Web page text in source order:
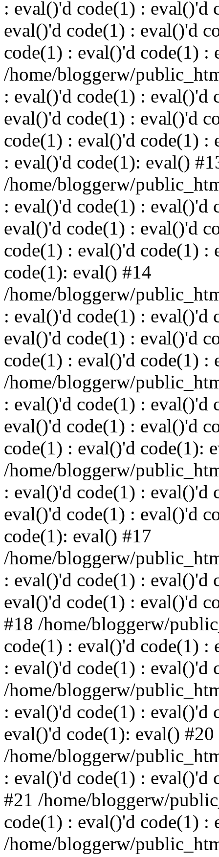
: eval()'d code(1) : eval()'d
eval()'d code(1) : eval()'d
code(1) : eval()'d code(1) :
/home/bloggerw/
: eval()'d code(1) : eval()'d
eval()'d code(1) : eval()'d
code(1) : eval()'d code(1) :
: eval()'d code(1): eval()
/home/bloggerw/
: eval()'d code(1) : eval()'d
eval()'d code(1) : eval()'d
code(1) : eval()'d code(1) :
code(1): eval() #14
/home/bloggerw/
: eval()'d code(1) : eval()'d
eval()'d code(1) : eval()'d
code(1) : eval()'d code(1) :
/home/bloggerw/
: eval()'d code(1) : eval()'d
eval()'d code(1) : eval()'d
code(1) : eval()'d code(1):
/home/bloggerw/
: eval()'d code(1) : eval()'d
eval()'d code(1) : eval()'d
code(1): eval() #17
/home/bloggerw/
: eval()'d code(1) : eval()'d
eval()'d code(1) : eval()'d
#18 /home/bloggerw/
code(1) : eval()'d code(1) :
: eval()'d code(1) : eval()'d
/home/bloggerw/
: eval()'d code(1) : eval()'d
eval()'d code(1): eval() #20
/home/bloggerw/
: eval()'d code(1) : eval()'d
#21 /home/bloggerw/
code(1) : eval()'d code(1) :
/home/bloggerw/